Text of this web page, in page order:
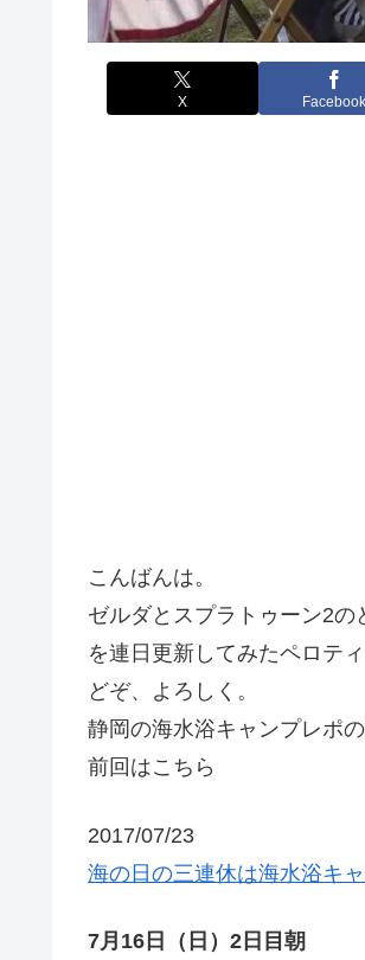
X Facebook
こんばんは。
ゼルダとスプラトゥーン2
を連日更新してみたペロティ
どぞ、よろしく。
静岡の海水浴キャンプレポの
前回はこちら
2017/07/23
海の日の三連休は海水浴キ
7月16日（日）2日目朝